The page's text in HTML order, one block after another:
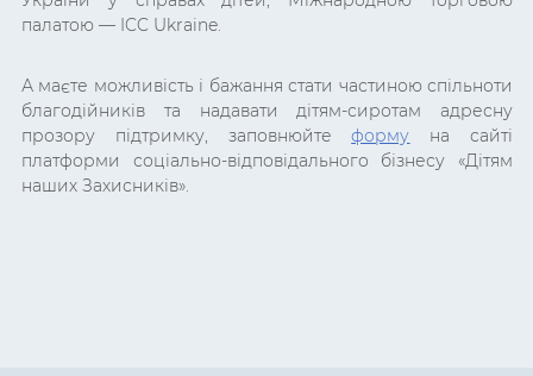
палатою — ICC Ukraine.
А маєте можливість і бажання стати частиною спільноти
благодійників та надавати дітям-сиротам адресну
прозору підтримку, заповнюйтеформу на сайті
платформи соціально-відповідального бізнесу «Дітям
наших Захисників».